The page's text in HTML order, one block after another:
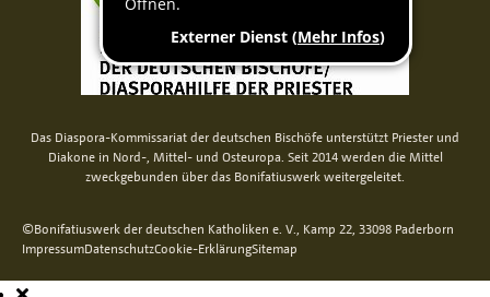
Das Diaspora-Kommissariat der deutschen Bischöfe unterstützt Priester und
Diakone in Nord-, Mittel- und Osteuropa. Seit 2014 werden die Mittel
zweckgebunden über das Bonifatiuswerk weitergeleitet.
©Bonifatiuswerk der deutschen Katholiken e. V., Kamp 22, 33098 Paderborn
ImpressumDatenschutzCookie-ErklärungSitemap